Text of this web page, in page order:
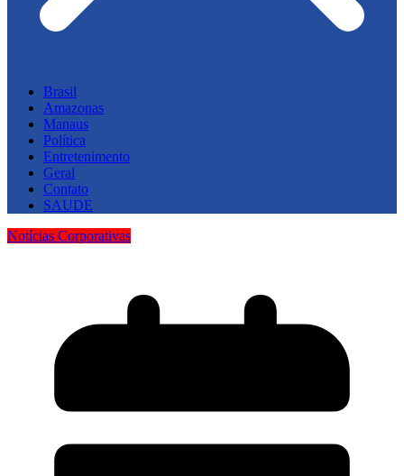
Brasil
Amazonas
Manaus
Política
Entretenimento
Geral
Contato
SAUDE
Notícias Corporativas